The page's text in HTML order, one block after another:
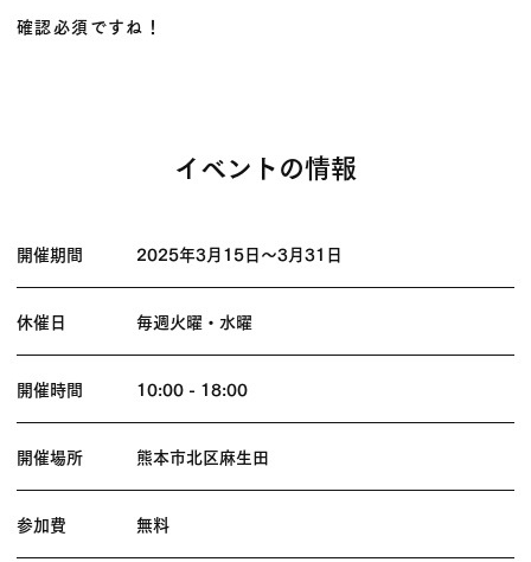
確認必須ですね！
イベントの情報
開催期間 2025年3月15日〜3月31日
休催日 毎週火曜・水曜
開催時間 10:00 - 18:00
開催場所 熊本市北区麻生田
参加費 無料